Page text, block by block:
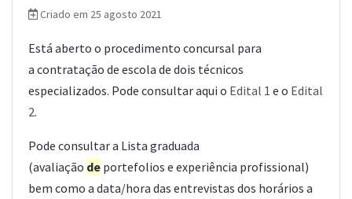
Criado em 25 agosto 2021
Está aberto o procedimento concursal para
a contratação de escola de dois técnicos
especializados. Pode consultar aqui o Edital 1 e o Edital
2.
Pode consultar a Lista graduada
(avaliação de portefolios e experiência profissional)
bem como a data/hora das entrevistas dos horários a